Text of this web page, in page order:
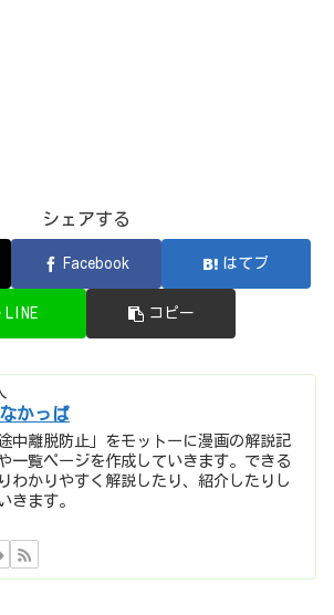
シェアする
Facebook はてブ
LINE コピー
かっぱ
途中離脱防止」をモットーに漫画の解説記
一覧ページを作成していきます。できる
わかりやすく解説したり、紹介したりし
きます。